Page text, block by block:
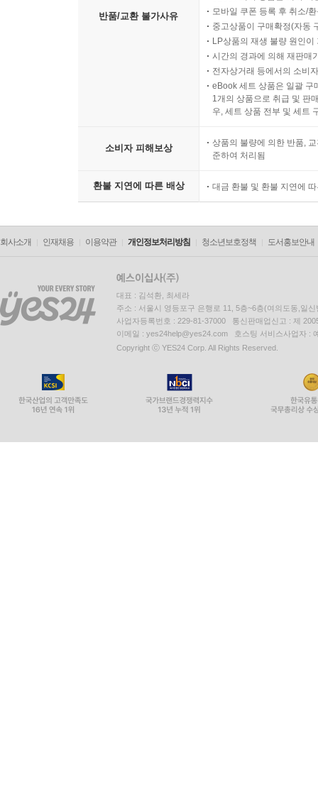
반품/교환 불가사유
모바일 쿠폰 등록 후 취소/
중고상품이 구매확정(자동
LP상품의 재생 불량 원인
시간의 경과에 의해 재판매
전자상거래 등에서의 소비
eBook 세트 상품은 일괄 구
1개의 상품으로 취급 및 판
우, 세트 상품 전부 및 세트
소비자 피해보상
상품의 불량에 의한 반품,
준하여 처리됨
환불 지연에 따른 배상 대금 환불 및 환불 지연에
회사소개 인재채용 이용약관 개인정보처리방침 청소년보호정책 도서홍보안내
대표 : 김석환, 최세라
주소 : 서울시 영등포구 은행로 11, 5층~6층(여의도동,일신
사업자등록번호 : 229-81-37000 통신판매업신고 : 제
이메일 : yes24help@yes24.com 호스팅 서비스사업자 :
Copyright ⓒ YES24 Corp. All Rights Reserved.